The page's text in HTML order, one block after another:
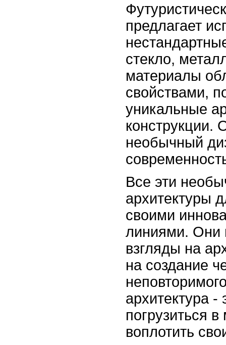
предлагает
стекло,
материалы
свойствами,
уникальные
конструкции.
необычный
Все эти
архитектуры
своими
линиями. Они
взгляды на
на создание
архитектура -
погрузиться
воплотить